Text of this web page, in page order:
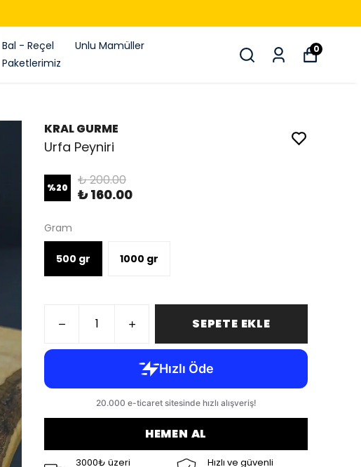
Bal - Reçel
Unlu Mamüller
Paketlerimiz
0
KRAL GURME
Urfa Peyniri
%20 ₺ 200.00
₺ 160.00
Gram
500 gr 1000 gr
SEPETE EKLE
HEMEN AL
3000₺ üzeri
Hızlı ve güvenli